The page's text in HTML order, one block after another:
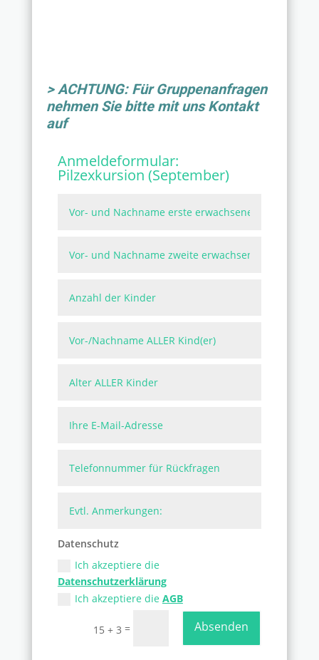
> ACHTUNG: Für Gruppenanfragen
nehmen Sie bitte mit uns Kontakt
auf
Anmeldeformular:
Pilzexkursion (September)
Datenschutz
Ich akzeptiere die
Datenschutzerklärung
Ich akzeptiere die AGB
15 + 3 = Absenden